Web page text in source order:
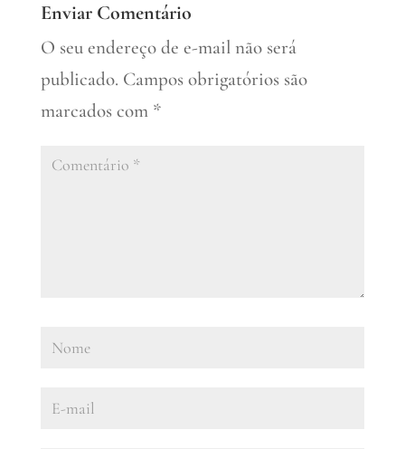
Enviar Comentário
O seu endereço de e-mail não será
publicado. Campos obrigatórios são
marcados com *